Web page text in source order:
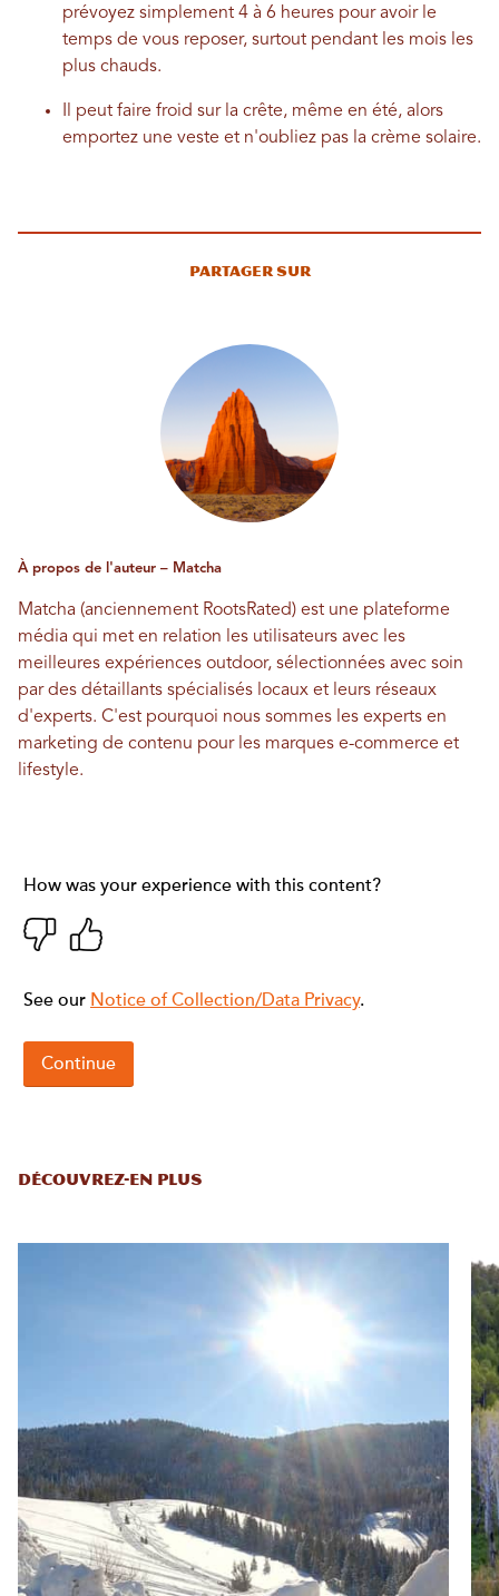
prévoyez simplement 4 à 6 heures pour avoir le
temps de vous reposer, surtout pendant les mois les
plus chauds.
Il peut faire froid sur la crête, même en été, alors
emportez une veste et n'oubliez pas la crème solaire.
Partager sur
À propos de l'auteur – Matcha
Matcha (anciennement RootsRated) est une plateforme
média qui met en relation les utilisateurs avec les
meilleures expériences outdoor, sélectionnées avec soin
par des détaillants spécialisés locaux et leurs réseaux
d'experts. C'est pourquoi nous sommes les experts en
marketing de contenu pour les marques e-commerce et
lifestyle.
DÉCOUVREZ-EN PLUS